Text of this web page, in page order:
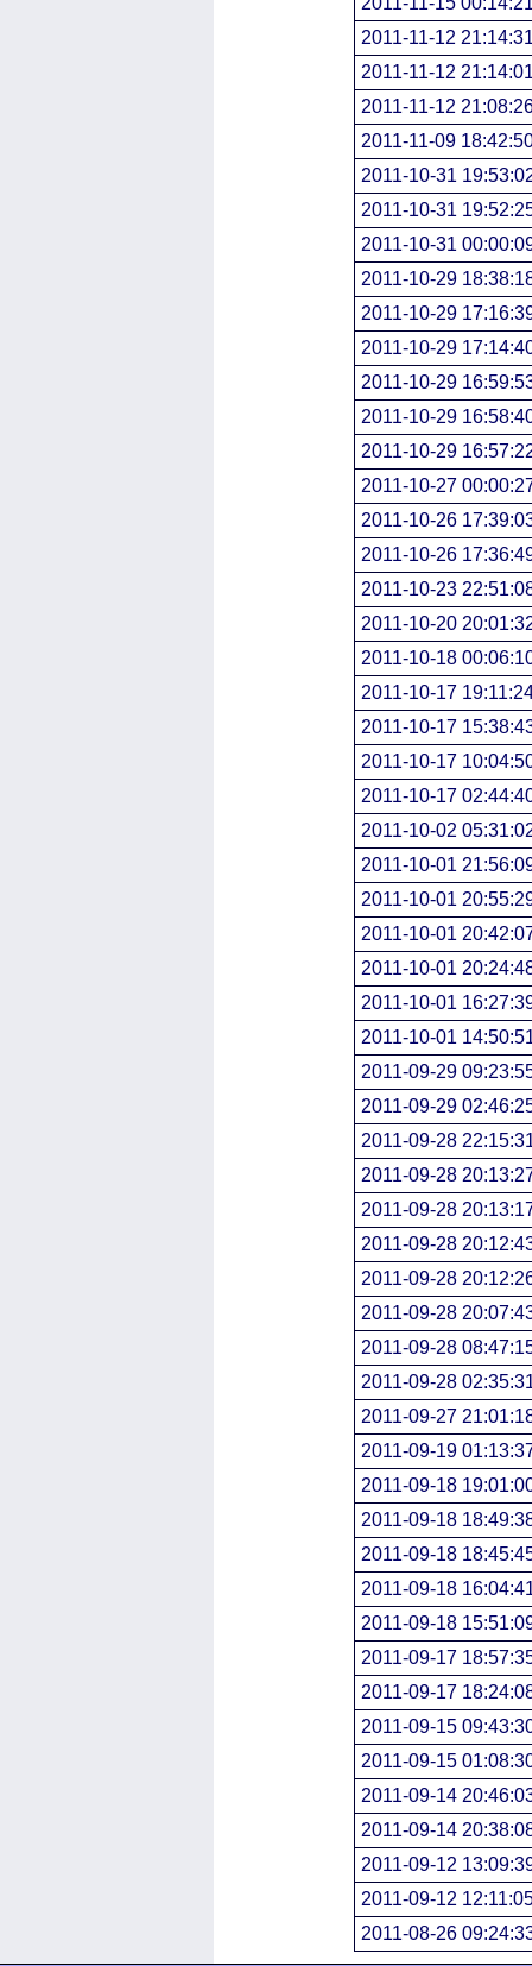
2011-11-12
2011-11-12
2011-11-12
2011-11-09
2011-10-31
2011-10-31
2011-10-31
2011-10-29
2011-10-29
2011-10-29
2011-10-29
2011-10-29
2011-10-29
2011-10-27
2011-10-26
2011-10-26
2011-10-23
2011-10-20
2011-10-18
2011-10-17
2011-10-17
2011-10-17
2011-10-17
2011-10-02
2011-10-01
2011-10-01
2011-10-01
2011-10-01
2011-10-01
2011-10-01
2011-09-29
2011-09-29
2011-09-28
2011-09-28
2011-09-28
2011-09-28
2011-09-28
2011-09-28
2011-09-28
2011-09-28
2011-09-27
2011-09-19
2011-09-18
2011-09-18
2011-09-18
2011-09-18
2011-09-18
2011-09-17
2011-09-17
2011-09-15
2011-09-15
2011-09-14
2011-09-14
2011-09-12
2011-09-12
2011-08-26